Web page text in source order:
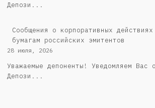
Депози...
Cообщения о корпоративных
бумагам российских эмитентов
28 июля, 2026
Уважаемые депоненты! Уведомляем
Депози...